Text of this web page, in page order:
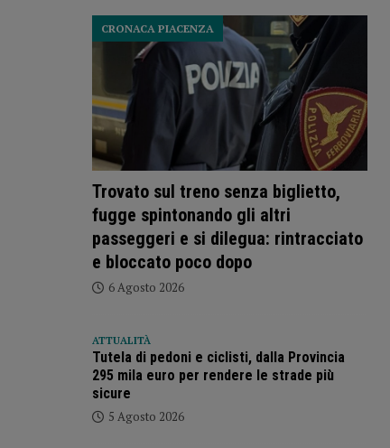
Trovato sul treno senza biglietto,
fugge spintonando gli altri
passeggeri e si dilegua: rintracciato
e bloccato poco dopo
CRONACA PIACENZA
6 Agosto 2026
ATTUALITÀ
Tutela di pedoni e ciclisti, dalla Provincia
295 mila euro per rendere le strade più
sicure
5 Agosto 2026